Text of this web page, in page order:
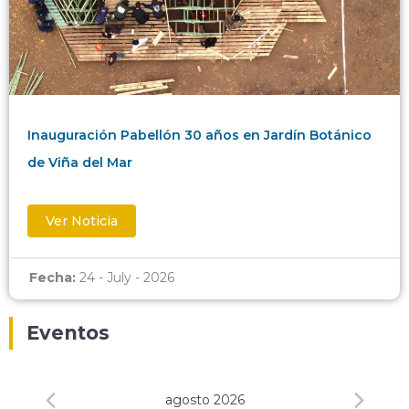
Inauguración Pabellón 30 años en Jardín Botánico
de Viña del Mar
Ver Noticia
Fecha: 24 - July - 2026
Eventos
agosto 2026